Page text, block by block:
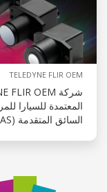
TELEDYNE FLIR OEM
السائق المتقدمة (ADAS)